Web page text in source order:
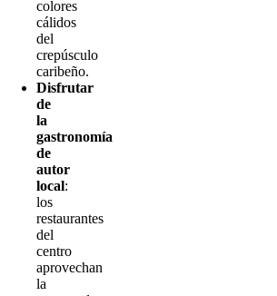
colores
cálidos
del
crepúsculo
caribeño.
Disfrutar
de
la
gastronomía
de
autor
local:
los
restaurantes
del
centro
aprovechan
la